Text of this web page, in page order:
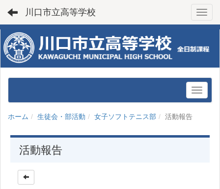
川口市立高等学校
ホーム 生徒会・部活動 女子ソフトテニス部 活動報告
活動報告